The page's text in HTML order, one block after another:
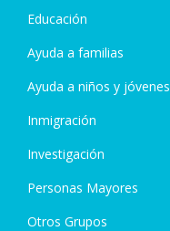
Educación
Ayuda a familias
Ayuda a niños y jóvenes
Inmigración
Investigación
Personas Mayores
Otros Grupos